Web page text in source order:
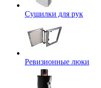
Сушилки для рук
Ревизионные люки